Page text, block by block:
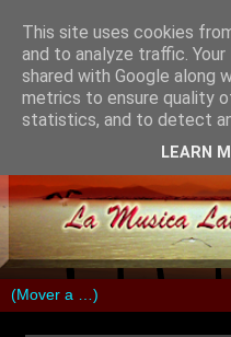
This site uses cookies
and to analyze traffic.
shared with Google along
metrics to ensure quality
statistics, and to detect
LEARN